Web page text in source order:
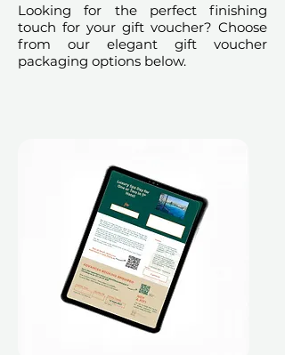
Удобное бронирование,
максимальная гибкость:
получателям выбирать дату
погружения в удобное для них
время. Если планы изменятся,
есть возможность обменять
сертификат на другое
впечатление, обеспечивая
максимальную гибкость.
Looking for the perfect finishing
touch for your gift voucher? Choose
from our elegant gift voucher
packaging options below.